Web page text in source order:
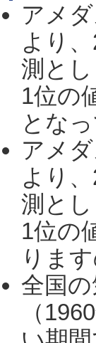
アメ
より
測と
1位の
とな
アメ
より
測と
1位の
りま
全国
（